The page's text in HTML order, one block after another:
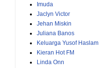
Imuda
Jaclyn Victor
Jehan Miskin
Juliana Banos
Keluarga Yusof Haslam
Kieran Hot FM
Linda Onn